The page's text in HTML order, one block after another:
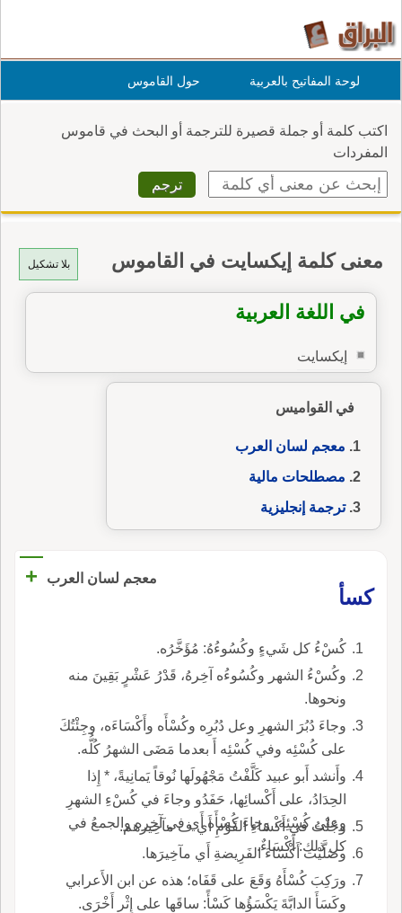
لوحة المفاتيح بالعربية حول القاموس
اكتب كلمة أو جملة قصيرة للترجمة أو البحث في قاموس
المفردات
بلا تشكيل معنى كلمة إيكسايت في القاموس
في اللغة العربية
إيكسايت
في القواميس
معجم لسان العرب
مصطلحات مالية
ترجمة إنجليزية
معجم لسان العرب
+
كسأ
كُسْءُ كل شَيءٍ وكُسُوءُهُ: مُؤَخَّرُه.
وكُسْءُ الشهر وكُسُوءُه آخِرهُ، قَدْرُ عَشْرٍ بَقِينَ منه
ونحوها.
وجاءَ دُبُرَ الشهرِ وعل دُبُرِه وكُسْأَه وأَكْسَاءَه، وجِئْتُكَ
على كُسْئِه وفي كُسْئِه أَ بعدما مَضَى الشهرُ كُلُّه.
وأَنشد أَبو عبيد كَلَّفْتُ مَجْهُولَها نُوقاً يَمانِيةً، * إِذا
الحِدَادُ، على أَكْسائِها، حَفَدُو وجاءَ في كُسْءِ الشهرِ
وعلى كُسْئِه، وجاءَ كُسْأَه أَي في آخِره والجمعُ في
كل ذلك: أَكْسَاءٌ.
وجُئْتُ في أَكْسَاءِ القَوْمِ أَي ف مآخِيرهم.
وصَلَّيْت أَكْسَاءَ الفَرِيضةِ أَي مآخِيرَها.
ورَكِبَ كُسْأَهُ وَقَعَ على قَفَاه؛ هذه عن ابن الأَعرابي
وكَسَأَ الدابَّةَ يَكْسَؤُها كَسْأً: ساقَها على إِثْر أَخْرَى.